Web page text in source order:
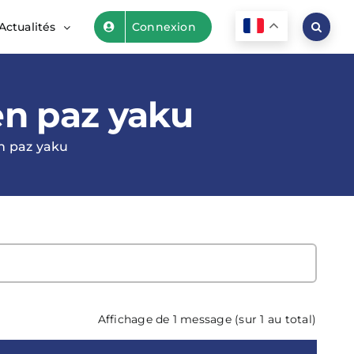
Connexion
paz yaku
paz yaku
Affichage de 1 message (sur 1 au total)